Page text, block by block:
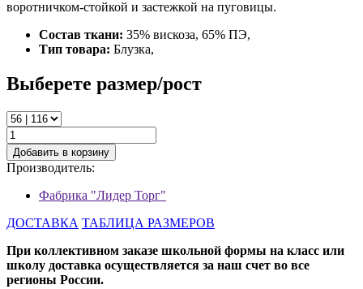
воротничком-стойкой и застежкой на пуговицы.
Состав ткани: 35% вискоза, 65% ПЭ,
Тип товара: Блузка,
Выберете размер/рост
Добавить в корзину
Производитель:
Фабрика "Лидер Торг"
ДОСТАВКА ТАБЛИЦА РАЗМЕРОВ
При коллективном заказе школьной формы на класс или
школу доставка осуществляется за наш счет во все
регионы России.